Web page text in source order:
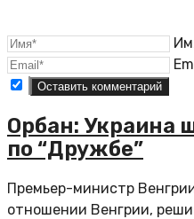
Орбан: Украина
по “Дружбе”
Премьер-министр
отношении Венгрии,